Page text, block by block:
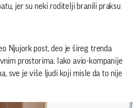
jer su neki roditelji branili praksu
Njujork post, deo je šireg trenda
prostorima. Iako avio-kompanije
sve je više ljudi koji misle da to nije